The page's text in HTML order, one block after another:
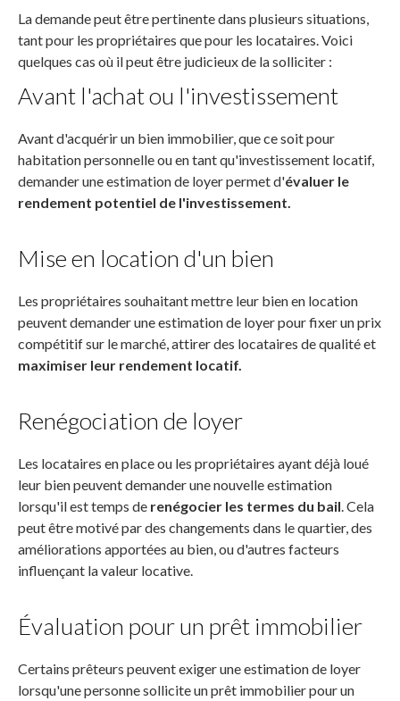
La demande peut être pertinente dans plusieurs situations,
tant pour les propriétaires que pour les locataires. Voici
quelques cas où il peut être judicieux de la solliciter :
Avant l'achat ou l'investissement
Avant d'acquérir un bien immobilier, que ce soit pour
habitation personnelle ou en tant qu'investissement locatif,
demander une estimation de loyer permet d'évaluer le
rendement potentiel de l'investissement.
Mise en location d'un bien
Les propriétaires souhaitant mettre leur bien en location
peuvent demander une estimation de loyer pour fixer un prix
compétitif sur le marché, attirer des locataires de qualité et
maximiser leur rendement locatif.
Renégociation de loyer
Les locataires en place ou les propriétaires ayant déjà loué
leur bien peuvent demander une nouvelle estimation
lorsqu'il est temps de renégocier les termes du bail. Cela
peut être motivé par des changements dans le quartier, des
améliorations apportées au bien, ou d'autres facteurs
influençant la valeur locative.
Évaluation pour un prêt immobilier
Certains prêteurs peuvent exiger une estimation de loyer
lorsqu'une personne sollicite un prêt immobilier pour un